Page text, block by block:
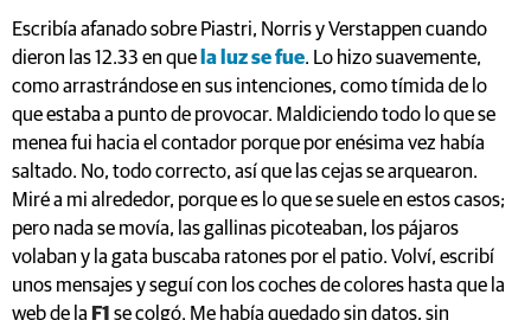
Escribía afanado sobre Piastri, Norris y Verstappen cuando
dieron las 12.33 en que la luz se fue. Lo hizo suavemente,
como arrastrándose en sus intenciones, como tímida de lo
que estaba a punto de provocar. Maldiciendo todo lo que se
menea fui hacia el contador porque por enésima vez había
saltado. No, todo correcto, así que las cejas se arquearon.
Miré a mi alrededor, porque es lo que se suele en estos casos;
pero nada se movía, las gallinas picoteaban, los pájaros
volaban y la gata buscaba ratones por el patio. Volví, escribí
unos mensajes y seguí con los coches de colores hasta que la
web de la F1 se colgó. Me había quedado sin datos, sin